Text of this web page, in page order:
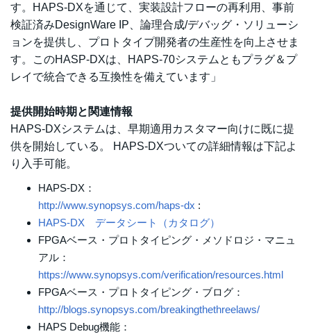
す。HAPS-DXを通じて、実装設計フローの再利用、事前
検証済みDesignWare IP、論理合成/デバッグ・ソリューシ
ョンを提供し、プロトタイプ開発者の生産性を向上させま
す。このHASP-DXは、HAPS-70システムともプラグ＆プ
レイで統合できる互換性を備えています」
提供開始時期と関連情報
HAPS-DXシステムは、早期適用カスタマー向けに既に提
供を開始している。 HAPS-DXついての詳細情報は下記よ
り入手可能。
HAPS-DX：
http://www.synopsys.com/haps-dx :
HAPS-DX データシート（カタログ）
FPGAベース・プロトタイピング・メソドロジ・マニュ
アル：
https://www.synopsys.com/verification/resources.html
FPGAベース・プロトタイピング・ブログ：
http://blogs.synopsys.com/breakingthethreelaws/
HAPS Debug機能：